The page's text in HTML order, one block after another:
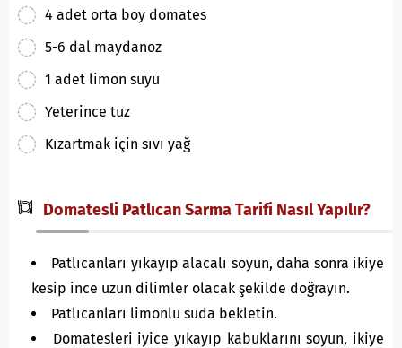
4 adet orta boy domates
5-6 dal maydanoz
1 adet limon suyu
Yeterince tuz
Kızartmak için sıvı yağ
Domatesli Patlıcan Sarma Tarifi Nasıl Yapılır?
Patlıcanları yıkayıp alacalı soyun, daha sonra ikiye
kesip ince uzun dilimler olacak şekilde doğrayın.
Patlıcanları limonlu suda bekletin.
Domatesleri iyice yıkayıp kabuklarını soyun, ikiye